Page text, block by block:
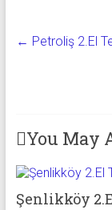
← Petroliş 2.El
You May
Şenlikköy